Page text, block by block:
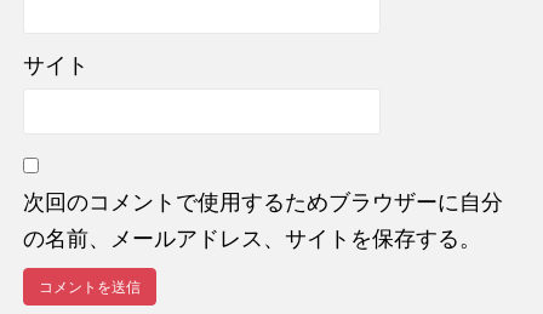
サイト
次回のコメントで使用するためブラウザーに自分
の名前、メールアドレス、サイトを保存する。